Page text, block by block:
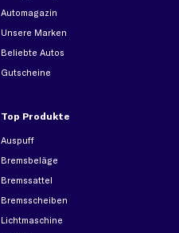
Automagazin
Unsere Marken
Beliebte Autos
Gutscheine
Top Produkte
Auspuff
Bremsbeläge
Bremssattel
Bremsscheiben
Lichtmaschine